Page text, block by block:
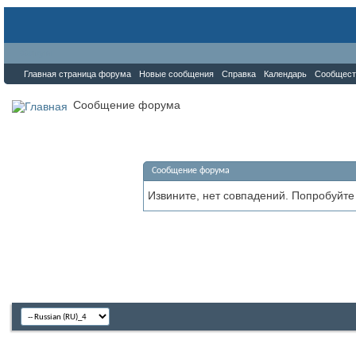
Главная страница форума Новые сообщения Справка Календарь
Сообщение форума
Сообщение форума
Извините, нет совпадений.